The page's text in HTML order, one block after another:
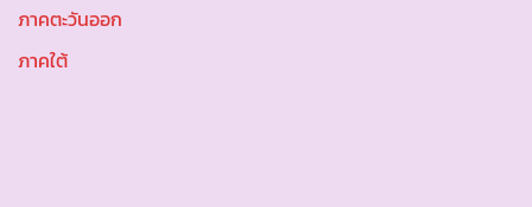
ภาคตะวันออก
ภาคใต้